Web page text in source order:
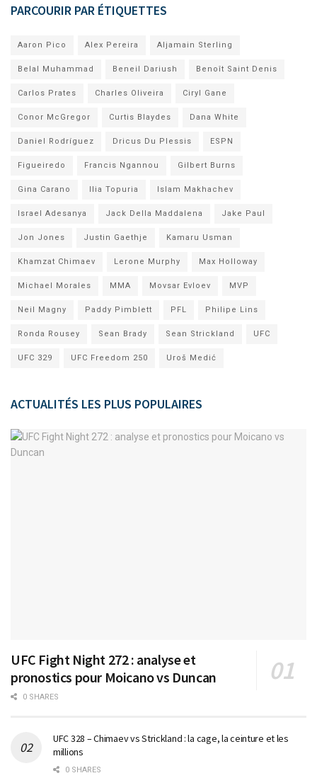
PARCOURIR PAR ÉTIQUETTES
Aaron Pico Alex Pereira Aljamain Sterling
Belal Muhammad Beneil Dariush Benoît Saint Denis
Carlos Prates Charles Oliveira Ciryl Gane
Conor McGregor Curtis Blaydes Dana White
Daniel Rodríguez Dricus Du Plessis ESPN
Figueiredo Francis Ngannou Gilbert Burns
Gina Carano Ilia Topuria Islam Makhachev
Israel Adesanya Jack Della Maddalena Jake Paul
Jon Jones Justin Gaethje Kamaru Usman
Khamzat Chimaev Lerone Murphy Max Holloway
Michael Morales MMA Movsar Evloev MVP
Neil Magny Paddy Pimblett PFL Philipe Lins
Ronda Rousey Sean Brady Sean Strickland UFC
UFC 329 UFC Freedom 250 Uroš Medić
ACTUALITÉS LES PLUS POPULAIRES
UFC Fight Night 272 : analyse et
pronostics pour Moicano vs Duncan
0 SHARES
UFC 328 – Chimaev vs Strickland : la cage, la ceinture et les
millions
0 SHARES